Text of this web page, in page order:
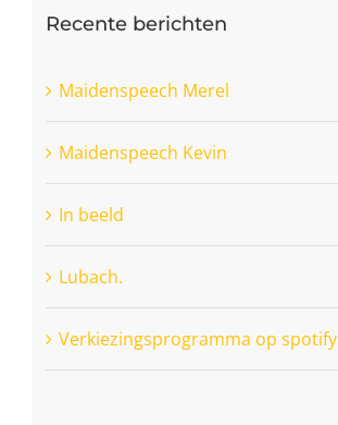
Recente berichten
Maidenspeech Merel
Maidenspeech Kevin
In beeld
Lubach.
Verkiezingsprogramma op spotify